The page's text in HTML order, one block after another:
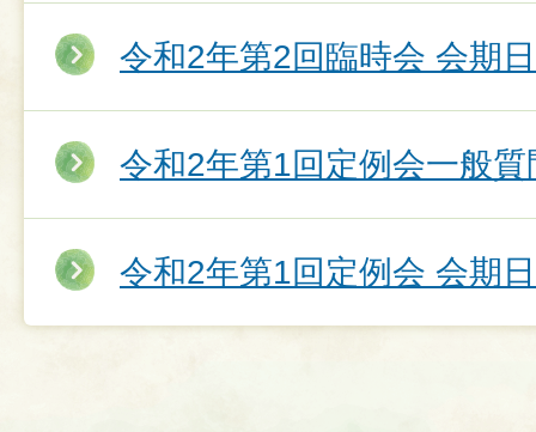
令和2年第2回臨時会 会期
令和2年第1回定例会一般質
令和2年第1回定例会 会期